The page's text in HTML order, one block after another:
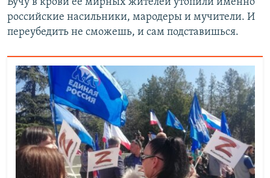
Бучу в крови ее мирных жителей утопили именно
российские насильники, мародеры и мучители. И
переубедить не сможешь, и сам подставишься.